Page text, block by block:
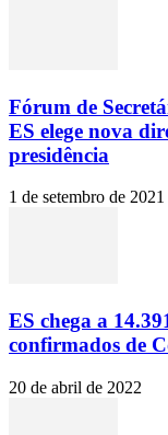
Fórum de
ES elege nova
presidência
1 de setembro de 2021
ES chega a
confirmados de
20 de abril de 2022